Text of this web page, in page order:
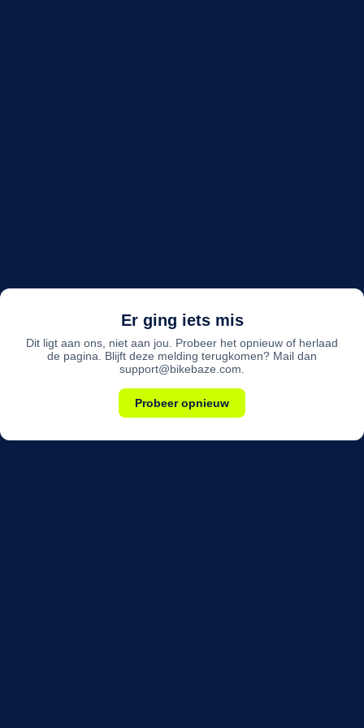
Er ging iets mis
Dit ligt aan ons, niet aan jou. Probeer het opnieuw of herlaad
de pagina. Blijft deze melding terugkomen? Mail dan
support@bikebaze.com.
Probeer opnieuw